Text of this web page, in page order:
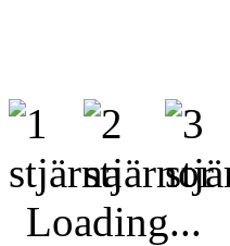
Loading...